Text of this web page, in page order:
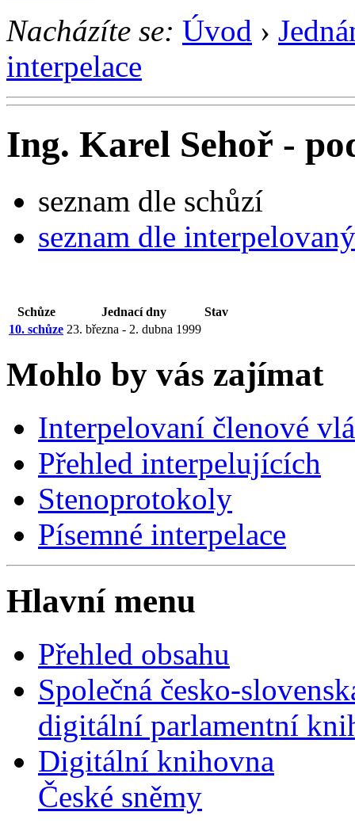
Nacházíte se: Úvod ›
interpelace
Ing. Karel Sehoř -
seznam dle schůzí
seznam dle
Schůze Jednací dny
Stav
10. schůze 23. března - 2. dubna 1999
Mohlo by vás zajímat
Interpelovaní členové
Přehled interpelujících
Stenoprotokoly
Písemné interpelace
Hlavní menu
Přehled obsahu
Společná česko-
digitální parlamentní
Digitální knihovna
České sněmy